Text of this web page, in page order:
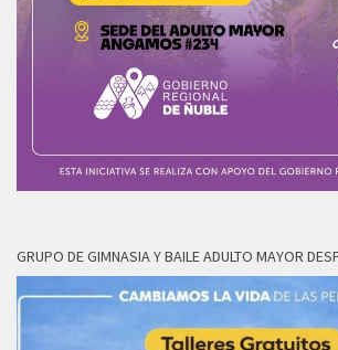
GRUPO DE GIMNASIA Y BAILE ADULTO MAYOR